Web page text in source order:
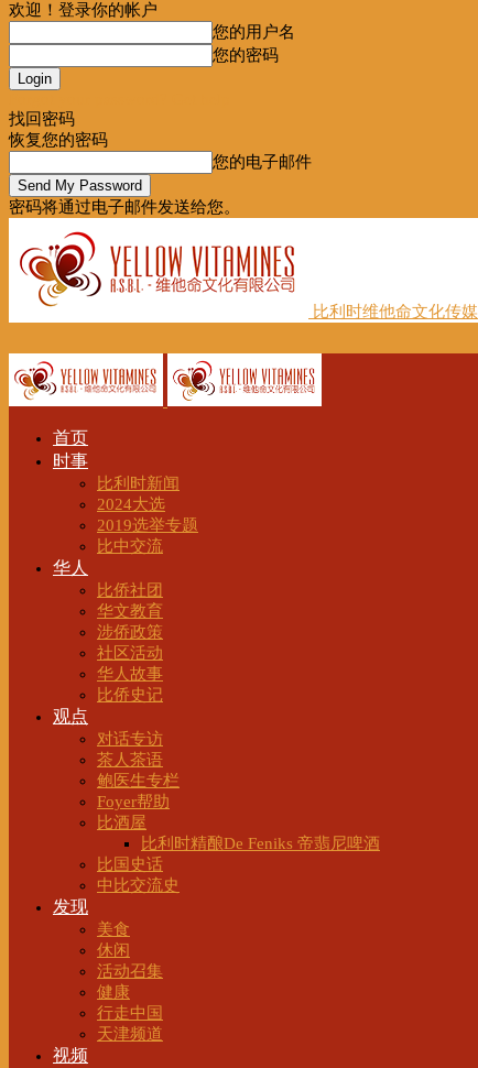
欢迎！登录你的帐户
您的用户名
您的密码
找回密码
恢复您的密码
您的电子邮件
密码将通过电子邮件发送给您。
比利时维他命文化传媒
首页
时事
比利时新闻
2024大选
2019选举专题
比中交流
华人
比侨社团
华文教育
涉侨政策
社区活动
华人故事
比侨史记
观点
对话专访
茶人茶语
鲍医生专栏
Foyer帮助
比酒屋
比利时精酿De Feniks 帝翡尼啤酒
比国史话
中比交流史
发现
美食
休闲
活动召集
健康
行走中国
天津频道
视频